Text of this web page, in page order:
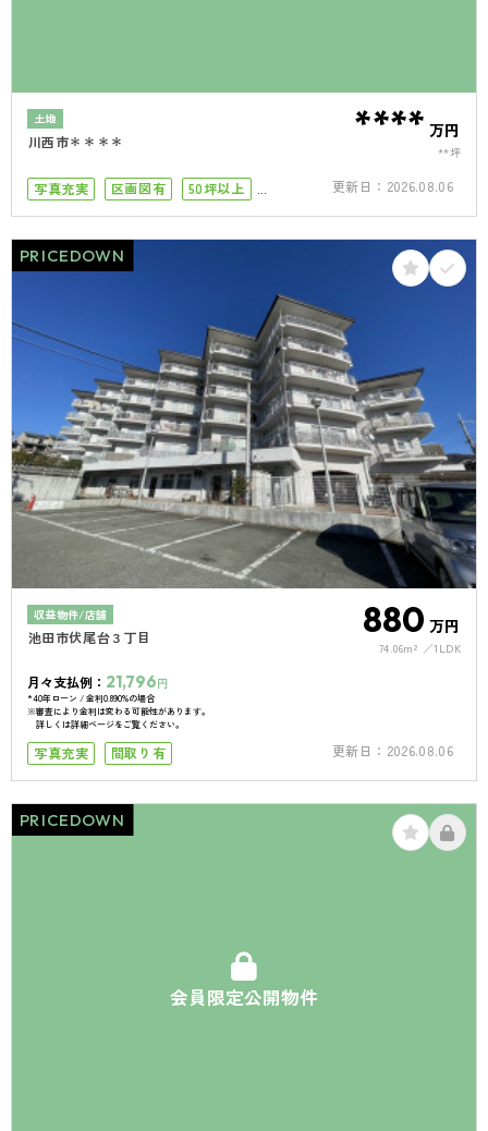
土地
川西市＊＊＊＊ **** 万円
**坪
写真充実 区画図有
50坪以上
更新日： 2026.08.06
PRICEDOWN
収益物件/店舗
池田市伏尾台３丁目 880 万円
74.06m² 1LDK
月々支払例： 21,796円
*40年ローン / 金利0.890%の場合
※審査により金利は変わる可能性があります。
詳しくは詳細ページをご覧ください。
写真充実 間取り有 更新日： 2026.08.06
会員限定公開物件
PRICEDOWN